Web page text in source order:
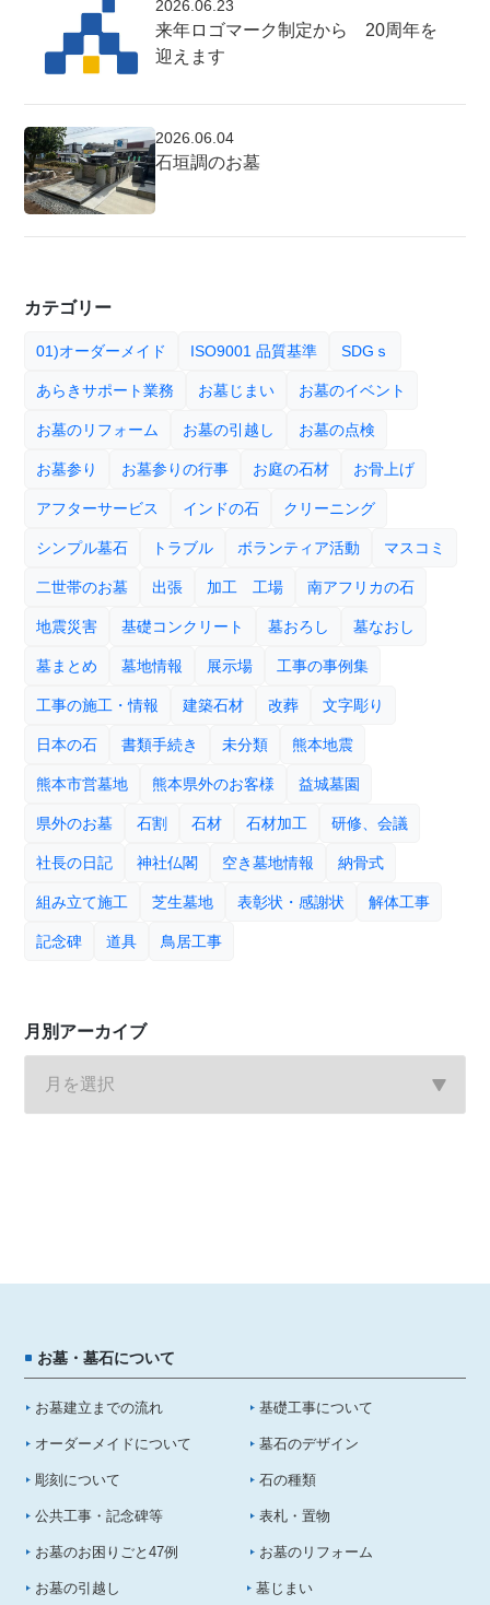
2026.06.23
来年ロゴマーク制定から 20周年を
迎えます
2026.06.04
石垣調のお墓
カテゴリー
01)オーダーメイド ISO9001 品質基準 SDGｓ
あらきサポート業務 お墓じまい お墓のイベント
お墓のリフォーム お墓の引越し お墓の点検
お墓参り お墓参りの行事 お庭の石材 お骨上げ
アフターサービス インドの石 クリーニング
シンプル墓石 トラブル ボランティア活動 マスコミ
二世帯のお墓 出張 加工 工場 南アフリカの石
地震災害 基礎コンクリート 墓おろし 墓なおし
墓まとめ 墓地情報 展示場 工事の事例集
工事の施工・情報 建築石材 改葬 文字彫り
日本の石 書類手続き 未分類 熊本地震
熊本市営墓地 熊本県外のお客様 益城墓園
県外のお墓 石割 石材 石材加工 研修、会議
社長の日記 神社仏閣 空き墓地情報 納骨式
組み立て施工 芝生墓地 表彰状・感謝状 解体工事
記念碑 道具 鳥居工事
月別アーカイブ
お墓・墓石について
お墓建立までの流れ 基礎工事について
オーダーメイドについて 墓石のデザイン
彫刻について 石の種類
公共工事・記念碑等 表札・置物
お墓のお困りごと47例 お墓のリフォーム
お墓の引越し 墓じまい